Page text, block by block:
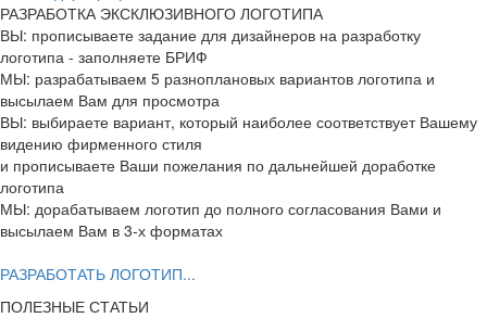
РАЗРАБОТКА ЭКСКЛЮЗИВНОГО ЛОГОТИПА
ВЫ: прописываете задание для дизайнеров на разработку
логотипа - заполняете БРИФ
МЫ: разрабатываем 5 разноплановых вариантов логотипа и
высылаем Вам для просмотра
ВЫ: выбираете вариант, который наиболее соответствует Вашему
видению фирменного стиля
и прописываете Ваши пожелания по дальнейшей доработке
логотипа
МЫ: дорабатываем логотип до полного согласования Вами и
высылаем Вам в 3-х форматах
РАЗРАБОТАТЬ ЛОГОТИП...
ПОЛЕЗНЫЕ СТАТЬИ